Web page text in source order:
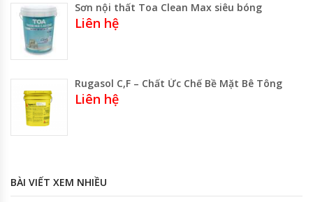
Sơn nội thất Toa Clean Max siêu bóng
Liên hệ
Rugasol C,F – Chất Ức Chế Bề Mặt Bê Tông
Liên hệ
BÀI VIẾT XEM NHIỀU